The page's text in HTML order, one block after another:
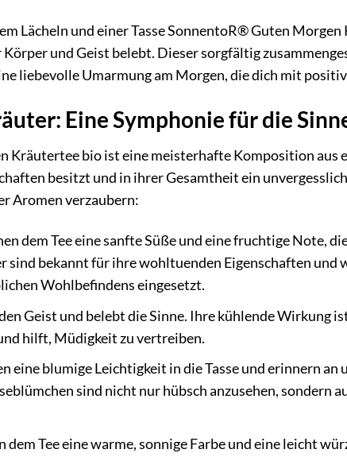
Lächeln und einer Tasse SonnentoR® Guten
und Geist belebt. Dieser sorgfältig
liebevolle Umarmung am Morgen, die dich mit
Eine Symphonie für die
Kräutertee bio ist eine meisterhafte Komposition aus
besitzt und in ihrer Gesamtheit ein
Aromen verzaubern:
dem Tee eine sanfte Süße und eine fruchtige Note,
bekannt für ihre wohltuenden Eigenschaften und
Wohlbefindens eingesetzt.
Geist und belebt die Sinne. Ihre kühlende Wirkung
hilft, Müdigkeit zu vertreiben.
eine blumige Leichtigkeit in die Tasse und erinnern an
sind nicht nur hübsch anzusehen, sondern
dem Tee eine warme, sonnige Farbe und eine leicht